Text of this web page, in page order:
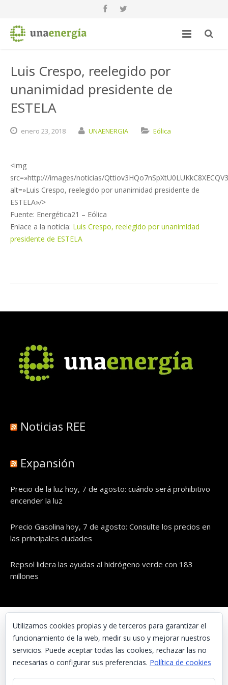
Luis Crespo, reelegido por
unanimidad presidente de
ESTELA
enero 23,2018 UNAENERGIA Eólica
<img
src=»http:///images/noticias/
alt=»Luis Crespo, reelegido por unanimidad presidente de
ESTELA»/>
Fuente: Energética21 – Eólica
Enlace a la noticia: Luis Crespo, reelegido por unanimidad
presidente de ESTELA
Noticias REE
Expansión
Precio de la luz hoy, 7 de agosto: cuándo será prohibitivo
encender la luz
Precio Gasolina hoy, 7 de agosto: Consulte los precios en
las principales ciudades
Repsol lidera las ayudas al hidrógeno verde con 183
millones
© UNAENERGÍA, S.L.
Inicio
Contacta con nosotros
Preguntas frecuentes
Utilizamos cookies propias y de terceros para garantizar el
funcionamiento de la web, medir su uso y mejorar nuestros
servicios. Puede aceptar todas las cookies, rechazar las no
necesarias o configurar sus preferencias. Política de cookies